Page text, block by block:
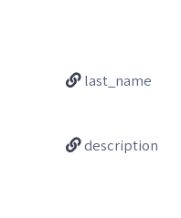
last_name
description